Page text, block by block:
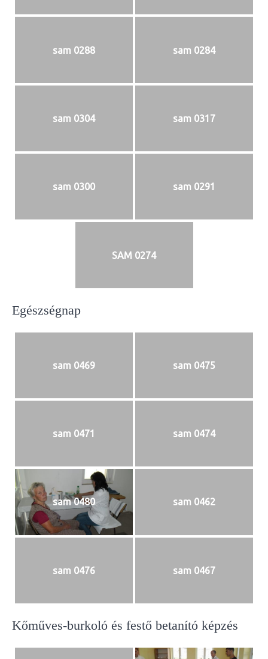
sam 0288 sam 0284
sam 0304 sam 0317
sam 0300 sam 0291
SAM 0274
Egészségnap
sam 0469 sam 0475
sam 0471 sam 0474
sam 0480 sam 0462
sam 0476 sam 0467
Kőműves-burkoló és festő betanító képzés